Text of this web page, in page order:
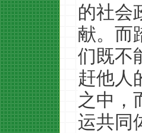
的社会
献。而
们既不
赶他人
之中，
运共同